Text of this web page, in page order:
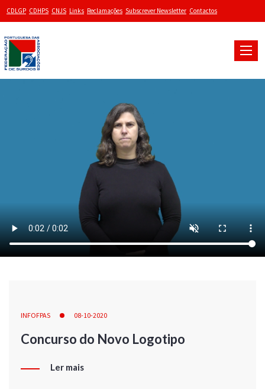
CDLGP CDHPS CNJS Links Reclamações Subscrever Newsletter Contactos
Toggle
INFOFPAS 08-10-2020
Concurso do Novo Logotipo
Ler mais